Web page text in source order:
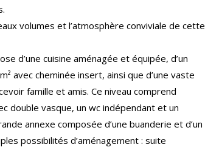
volumes et l’atmosphère conviviale de cette
d’une cuisine aménagée et équipée, d’un
avec cheminée insert, ainsi que d’une vaste
famille et amis. Ce niveau comprend
double vasque, un wc indépendant et un
annexe composée d’une buanderie et d’un
possibilités d’aménagement : suite